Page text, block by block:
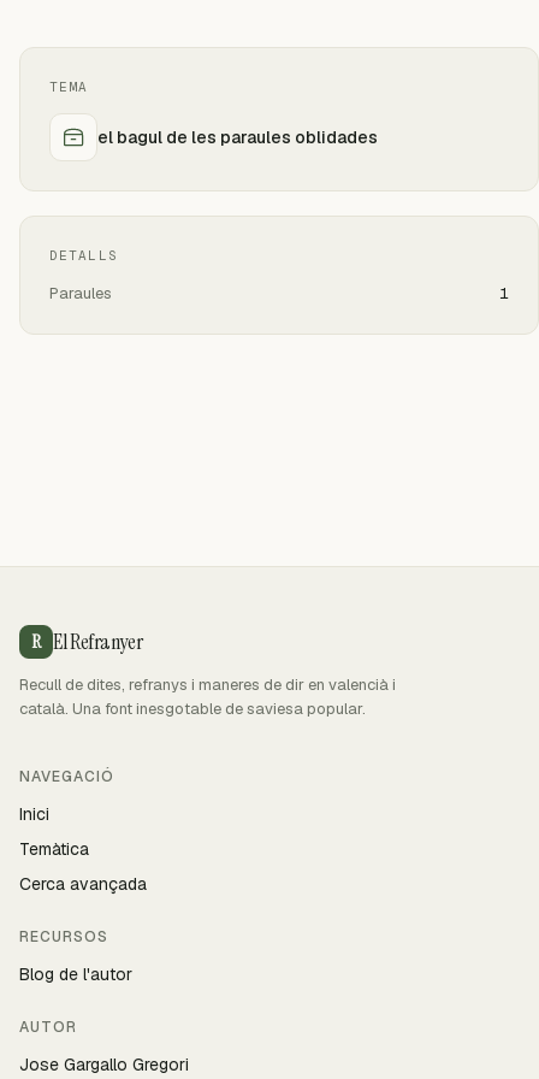
TEMA
el bagul de les paraules oblidades
DETALLS
Paraules 1
R El Refranyer
Recull de dites, refranys i maneres de dir en valencià i
català. Una font inesgotable de saviesa popular.
NAVEGACIÓ
Inici
Temàtica
Cerca avançada
RECURSOS
Blog de l'autor
AUTOR
Jose Gargallo Gregori